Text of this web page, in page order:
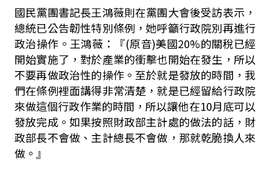
國民黨團書記長王鴻薇則在黨團大會後受訪表示，
總統已公告韌性特別條例，她呼籲行政院別再進行
政治操作。王鴻薇：『(原音)美國20%的關稅已經
開始實施了，對於產業的衝擊也開始在發生，所以
不要再做政治性的操作。至於就是發放的時間，我
們在條例裡面講得非常清楚，就是已經留給行政院
來做這個行政作業的時間，所以讓他在10月底可以
發放完成。如果按照財政部主計處的做法的話，財
政部長不會做、主計總長不會做，那就乾脆換人來
做。』